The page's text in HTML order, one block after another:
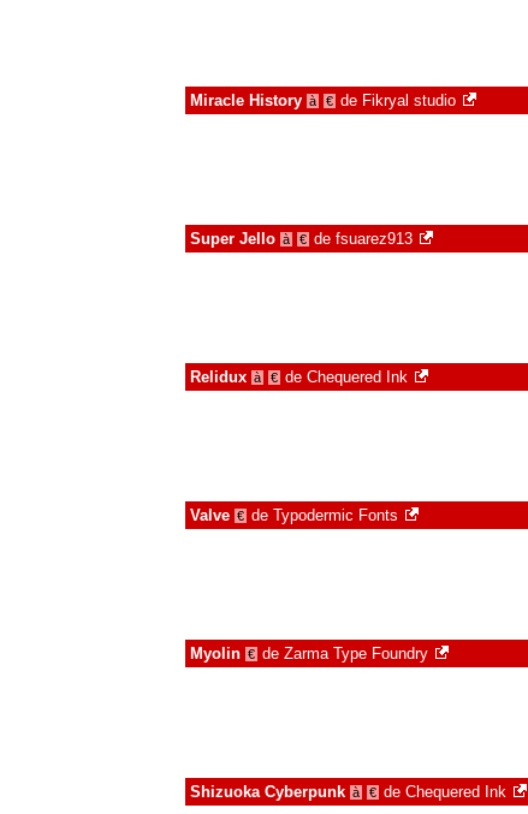
Miracle History à € de Fikryal studio
Super Jello à € de fsuarez913
Relidux à € de Chequered Ink
Valve € de Typodermic Fonts
Myolin € de Zarma Type Foundry
Shizuoka Cyberpunk à € de Chequered Ink